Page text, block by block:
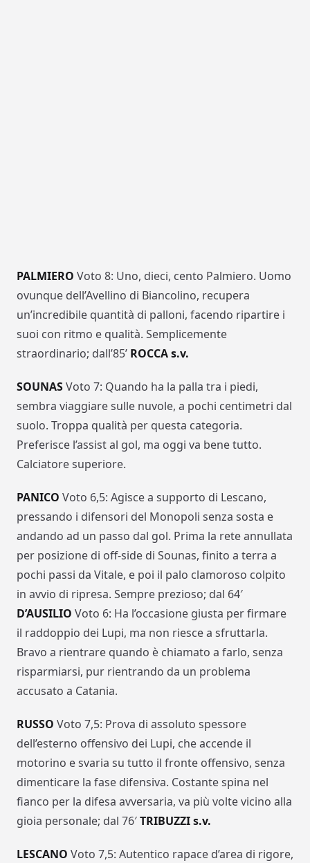
PALMIERO Voto 8: Uno, dieci, cento Palmiero. Uomo
ovunque dell’Avellino di Biancolino, recupera
un’incredibile quantità di palloni, facendo ripartire i
suoi con ritmo e qualità. Semplicemente
straordinario; dall’85’ ROCCA s.v.
SOUNASVoto 7: Quando ha la palla tra i piedi,
sembra viaggiare sulle nuvole, a pochi centimetri dal
suolo. Troppa qualità per questa categoria.
Preferisce l’assist al gol, ma oggi va bene tutto.
Calciatore superiore.
PANICO Voto 6,5: Agisce a supporto di Lescano,
pressando i difensori del Monopoli senza sosta e
andando ad un passo dal gol. Prima la rete annullata
per posizione di off-side di Sounas, finito a terra a
pochi passi da Vitale, e poi il palo clamoroso colpito
in avvio di ripresa. Sempre prezioso; dal 64′
D’AUSILIO Voto 6: Ha l’occasione giusta per firmare
il raddoppio dei Lupi, ma non riesce a sfruttarla.
Bravo a rientrare quando è chiamato a farlo, senza
risparmiarsi, pur rientrando da un problema
accusato a Catania.
RUSSO Voto 7,5: Prova di assoluto spessore
dell’esterno offensivo dei Lupi, che accende il
motorino e svaria su tutto il fronte offensivo, senza
dimenticare la fase difensiva. Costante spina nel
fianco per la difesa avversaria, va più volte vicino alla
gioia personale; dal 76′TRIBUZZI s.v.
LESCANO Voto 7,5: Autentico rapace d’area di rigore,